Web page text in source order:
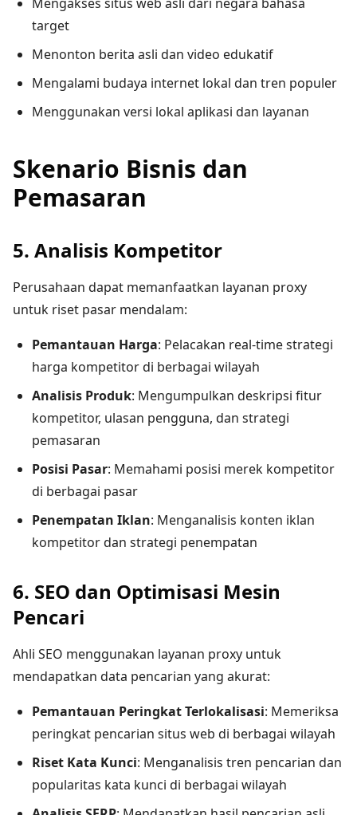
target
Menonton berita asli dan video edukatif
Mengalami budaya internet lokal dan tren populer
Menggunakan versi lokal aplikasi dan layanan
Skenario Bisnis dan
Pemasaran
5. Analisis Kompetitor
Perusahaan dapat memanfaatkan layanan proxy
untuk riset pasar mendalam:
Pemantauan Harga: Pelacakan real-time strategi
harga kompetitor di berbagai wilayah
Analisis Produk: Mengumpulkan deskripsi fitur
kompetitor, ulasan pengguna, dan strategi
pemasaran
Posisi Pasar: Memahami posisi merek kompetitor
di berbagai pasar
Penempatan Iklan: Menganalisis konten iklan
kompetitor dan strategi penempatan
6. SEO dan Optimisasi Mesin
Pencari
Ahli SEO menggunakan layanan proxy untuk
mendapatkan data pencarian yang akurat:
Pemantauan Peringkat Terlokalisasi: Memeriksa
peringkat pencarian situs web di berbagai wilayah
Riset Kata Kunci: Menganalisis tren pencarian dan
popularitas kata kunci di berbagai wilayah